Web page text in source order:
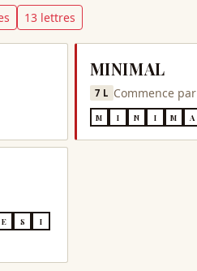
s 13 lettres
MINIMAL
7 L Commence par
M I N I M A
E S
I